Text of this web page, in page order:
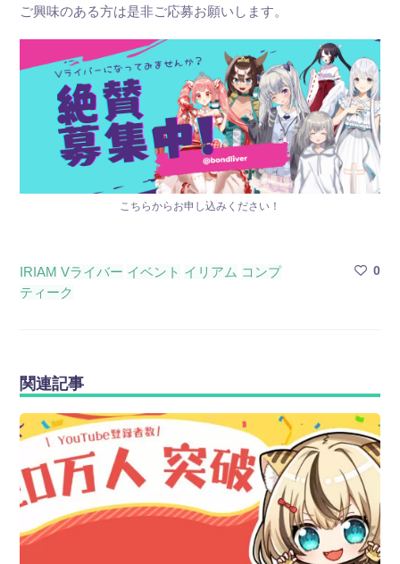
ご興味のある方は是非ご応募お願いします。
こちらからお申し込みください！
IRIAM Vライバー イベント イリアム コンプ
ティーク
0
関連記事